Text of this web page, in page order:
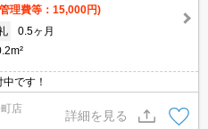
理費等：15,000円)
0.5ヶ月
です！
店
詳細を見る